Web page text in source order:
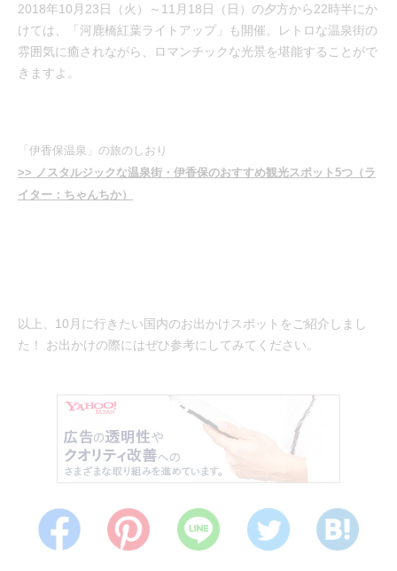
2018年10月23日（火）～11月18日（日）の夕方から22時半にか
けては、「河鹿橋紅葉ライトアップ」も開催。レトロな温泉街の
雰囲気に癒されながら、ロマンチックな光景を堪能することがで
きますよ。
「伊香保温泉」の旅のしおり
>> ノスタルジックな温泉街・伊香保のおすすめ観光スポット5つ（ラ
イター：ちゃんちか）
以上、10月に行きたい国内のお出かけスポットをご紹介しまし
た！ お出かけの際にはぜひ参考にしてみてください。